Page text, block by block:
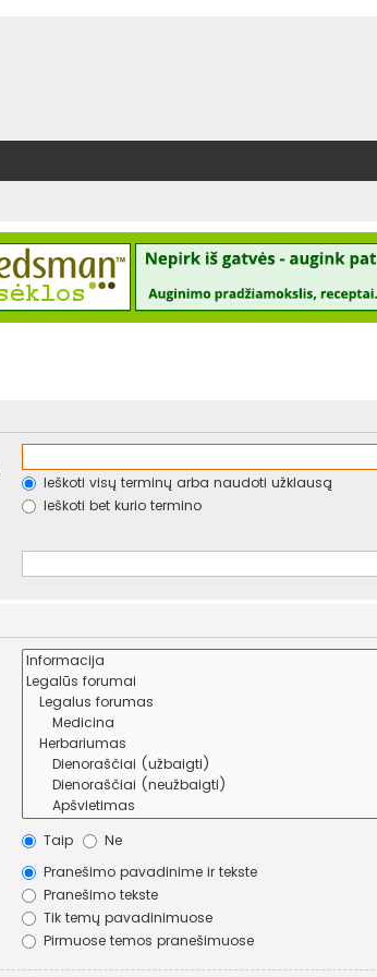
Ieškoti visų terminų arba naudoti užklausą
Ieškoti bet kurio termino
Taip
Ne
Pranešimo pavadinime ir tekste
Pranešimo tekste
Tik temų pavadinimuose
Pirmuose temos pranešimuose